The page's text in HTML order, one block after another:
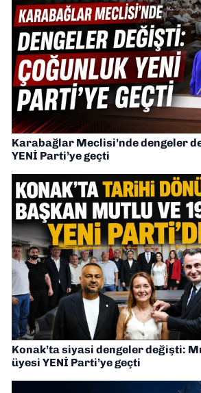
Karabağlar Meclisi’nde dengeler
YENİ Parti’ye geçti
Konak’ta siyasi dengeler değişti:
üyesi YENİ Parti’ye geçti